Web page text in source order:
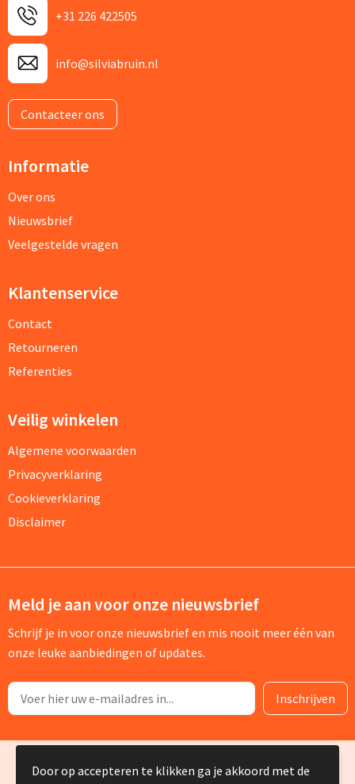
+31 226 422505
info@silviabruin.nl
Contacteer ons
Informatie
Over ons
Nieuwsbrief
Veelgestelde vragen
Klantenservice
Contact
Retourneren
Referenties
Veilig winkelen
Algemene voorwaarden
Privacyverklaring
Cookieverklaring
Disclaimer
Meld je aan voor onze nieuwsbrief
Schrijf je in voor onze nieuwsbrief en mis nooit meer één van
onze leuke aanbiedingen of updates.
© Copyright Silvia Bruin reclame-advies 2025
Door op accepteren te klikken ga je akkoord met de